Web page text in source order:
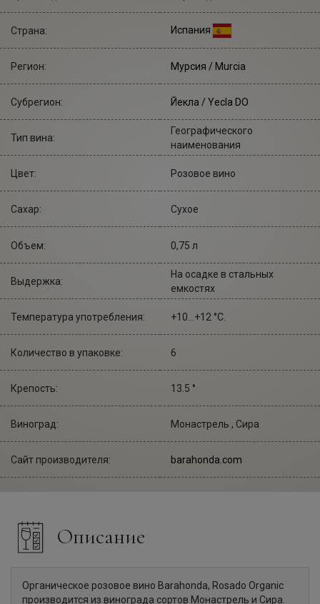
Страна: Испания
Регион: Мурсия / Murcia
Субрегион: Йекла / Yecla DO
Тип вина:
Географического
наименования
Цвет: Розовое вино
Сахар: Сухое
Объем: 0,75 л
Выдержка:
На осадке в стальных
емкостях
Температура употребления: +10...+12 °С.
Количество в упаковке: 6
Крепость: 13.5 °
Виноград: Монастрель , Сира
Сайт производителя: barahonda.com
Описание
Органическое розовое вино Barahonda, Rosado Organic
производится из винограда сортов Монастрель и Сира.